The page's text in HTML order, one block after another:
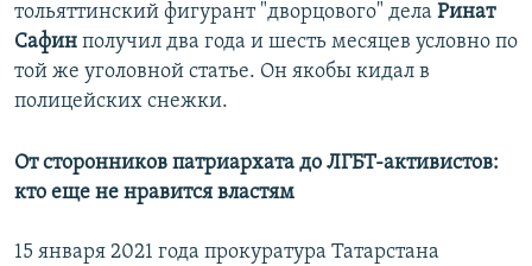
тольяттинский фигурант "дворцового" дела Ринат
Сафин получил два года и шесть месяцев условно по
той же уголовной статье. Он якобы кидал в
полицейских снежки.
От сторонников патриархата до ЛГБТ-активистов:
кто еще не нравится властям
15 января 2021 года прокуратура Татарстана